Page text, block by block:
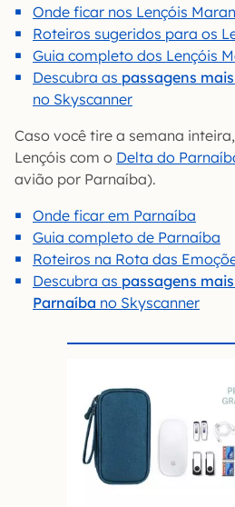
Onde ficar nos Lençóis
Roteiros sugeridos para os
Guia completo dos Lençóis
Descubra as passagens
no Skyscanner
Caso você tire a semana
Lençóis com o Delta do
avião por Parnaíba).
Onde ficar em Parnaíba
Guia completo de Parnaíba
Roteiros na Rota das
Descubra as passagens
Parnaíba no Skyscanner